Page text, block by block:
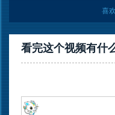
喜欢
看完这个视频有什